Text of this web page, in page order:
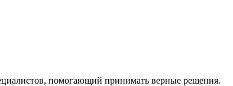
помогающий принимать верные решения.